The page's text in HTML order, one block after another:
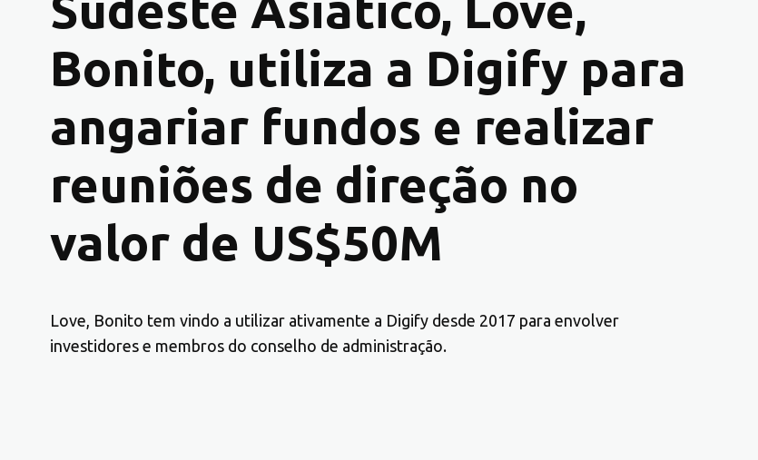
Bonito, utiliza a Digify para
angariar fundos e realizar
reuniões de direção no
valor de US$50M
Love, Bonito tem vindo a utilizar ativamente a Digify desde 2017 para envolver
investidores e membros do conselho de administração.